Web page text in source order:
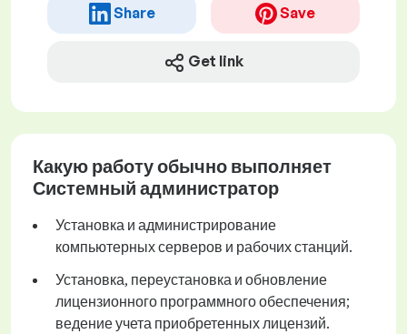
Share Save
Get link
Какую работу обычно выполняет
Системный администратор
Установка и администрирование
компьютерных серверов и рабочих станций.
Установка, переустановка и обновление
лицензионного программного обеспечения;
ведение учета приобретенных лицензий.